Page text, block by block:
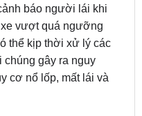
thể kịp thời xử lý các
chúng gây ra nguy
cơ nổ lốp, mất lái và
Liên hệ zalo /